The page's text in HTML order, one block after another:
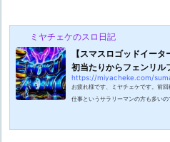
ミヤチェケのスロ日記
【スマスロゴッドイー
初当たりからフェンリル
https://miyacheke.com/
お疲れ様です、ミヤチェケです。前
仕事というサラリーマンの方も多い